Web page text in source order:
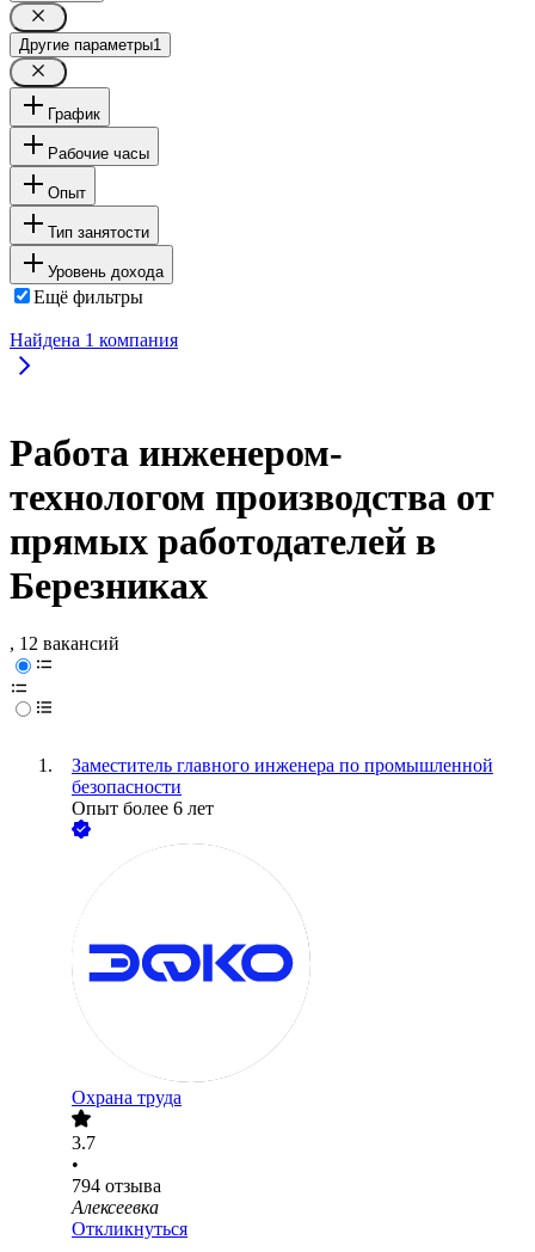
Другие параметры1
График
Рабочие часы
Опыт
Тип занятости
Уровень дохода
Ещё фильтры
Найдена 1 компания
Работа инженером-
технологом производства от
прямых работодателей в
Березниках
, 12 вакансий
Заместитель главного инженера по промышленной
безопасности
Опыт более 6 лет
Охрана труда
3.7
•
794 отзыва
Алексеевка
Откликнуться